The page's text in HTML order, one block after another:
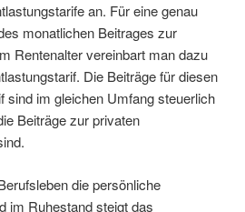
an. Für eine genau
monatlichen Beitrages zur
Rentenalter vereinbart man dazu
Die Beiträge für diesen
sind im gleichen Umfang steuerlich
Beiträge zur privaten
die persönliche
im Ruhestand steigt das